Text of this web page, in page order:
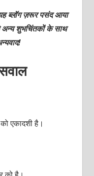
ब्लॉग ज़रूर पसंद आया
अन्य शुभचिंतकों के साथ
एकादशी है।